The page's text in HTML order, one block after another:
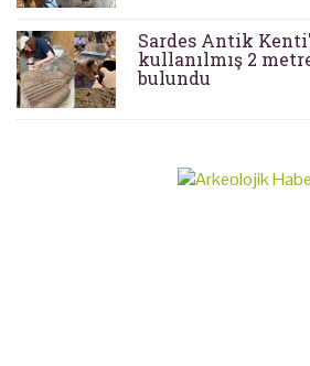
Sardes Antik
kullanılmış 2
bulundu